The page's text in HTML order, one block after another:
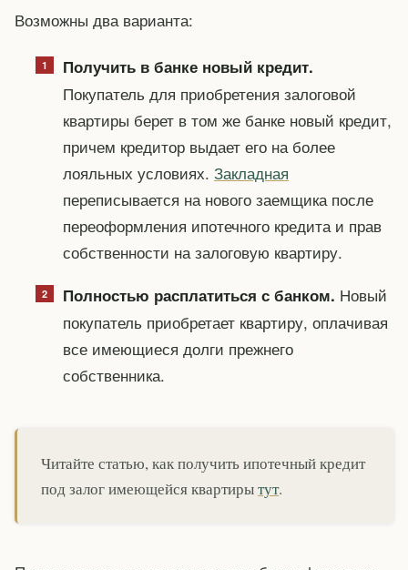
Возможны два варианта:
Получить в банке новый кредит.
Покупатель для приобретения залоговой
квартиры берет в том же банке новый кредит,
причем кредитор выдает его на более
лояльных условиях. Закладная
переписывается на нового заемщика после
переоформления ипотечного кредита и прав
собственности на залоговую квартиру.
Полностью расплатиться с банком. Новый
покупатель приобретает квартиру, оплачивая
все имеющиеся долги прежнего
собственника.
Читайте статью, как получить ипотечный кредит
под залог имеющейся квартирытут.